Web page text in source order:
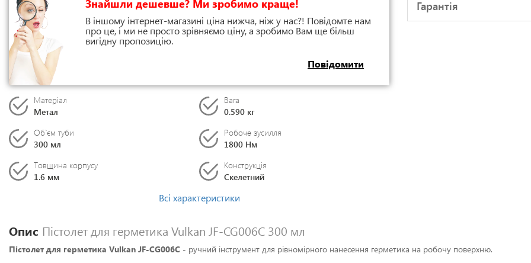
Знайшли дешевше? Ми зробимо краще!
В іншому інтернет-магазині ціна нижча, ніж у нас?! Повідомте нам
про це, і ми не просто зрівняємо ціну, а зробимо Вам ще більш
вигідну пропозицію.
Повідомити
Матеріал
Метал
Вага
0.590 кг
Об`єм туби
300 мл
Робоче зусилля
1800 Нм
Товщина корпусу
1.6 мм
Конструкція
Скелетний
Всі характеристики
Гарантія
Опис Пістолет для герметика Vulkan JF-CG006C 300 мл
Пістолет для герметика Vulkan JF-CG006C - ручний інструмент для рівномірного нанесення герметика на робочу поверхню.